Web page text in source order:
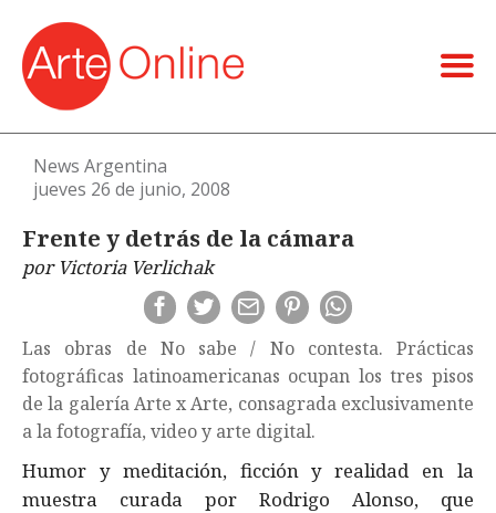
News Argentina
jueves 26 de junio, 2008
Frente y detrás de la cámara
por Victoria Verlichak
Las obras de No sabe / No contesta. Prácticas
fotográficas latinoamericanas ocupan los tres pisos
de la galería Arte x Arte, consagrada exclusivamente
a la fotografía, video y arte digital.
Humor y meditación, ficción y realidad en la
muestra curada por Rodrigo Alonso, que